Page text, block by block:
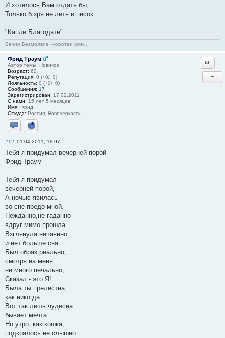
И хотелось Вам отдать бы,
Только б зря не лить в песок.
"Капли Благодати"
Вечно Безмолвие - коротен крик...
Фрид Траум
Автор темы, Новичок
Возраст: 62
Репутация: 0 (+0/−0)
Лояльность: 0 (+0/−0)
Сообщения: 17
Зарегистрирован: 17.02.2011
С нами: 15 лет 5 месяцев
Имя: Фрид
Откуда: Россия, Новочеркасск
Отправить личное сообщение
Сайт
−
#12 01.04.2011, 18:07
Тебя я придумал вечерней порой
Фрид Траум
Тебя я придумал
вечерней порой,
А ночью явилась
во сне предо мной.
Нежданно,не гаданно
вдруг мимо прошла.
Взглянула нечаянно
и нет больше сна.
Был образ реально,
смотря на меня
не много печально,
Сказал - это Я!
Была ты прелестна,
как никогда.
Вот так лишь чудесна
бывает мечта.
Но утро, как кошка,
подкралось не слышно.